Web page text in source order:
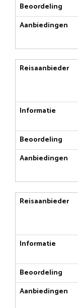
Beoordeling
Aanbiedingen
Reisaanbieder
Informatie
Beoordeling
Aanbiedingen
Reisaanbieder
Informatie
Beoordeling
Aanbiedingen